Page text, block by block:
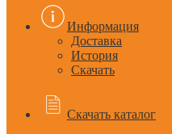
Информация
Доставка
История
Скачать
Скачать каталог